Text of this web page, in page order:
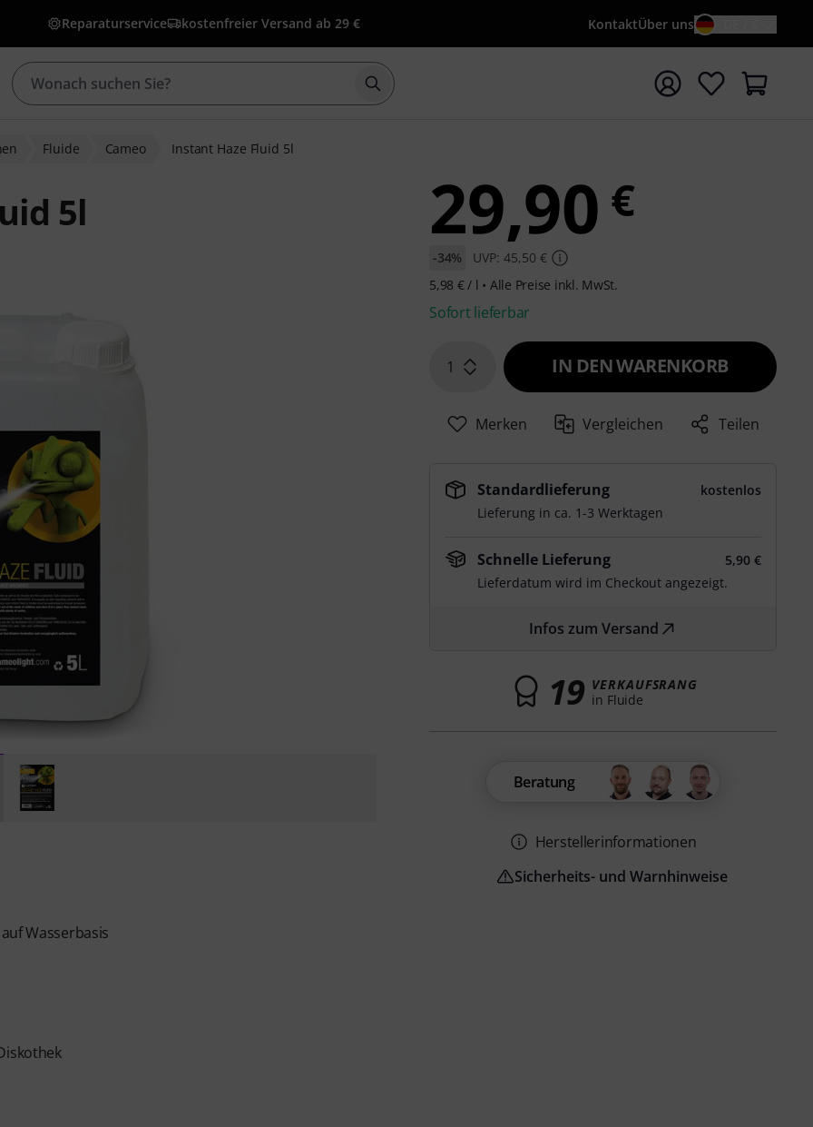
Reparaturservice kostenfreier Versand ab 29 € KontaktÜber uns
Suche mit Suchwort {searchTerm} starten
Fluide Cameo Instant Haze Fluid 5l
5l
Wasserbasis
29,90 €
-34%
UVP: 45,50 €
5,98 € / l • Alle Preise inkl. MwSt.
Sofort lieferbar
1 IN DEN WARENKORB
Merken Vergleichen Teilen
Standardlieferung
kostenlos
Lieferung in ca. 1-3 Werktagen
Schnelle Lieferung
5,90 €
Lieferdatum wird im Checkout angezeigt.
Infos zum Versand
19 VERKAUFSRANG
in Fluide
Beratung
Herstellerinformationen
Sicherheits- und Warnhinweise